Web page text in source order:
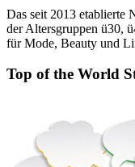
Das seit 2013 etablierte
der Altersgruppen ü30,
für Mode, Beauty und
Top of the World